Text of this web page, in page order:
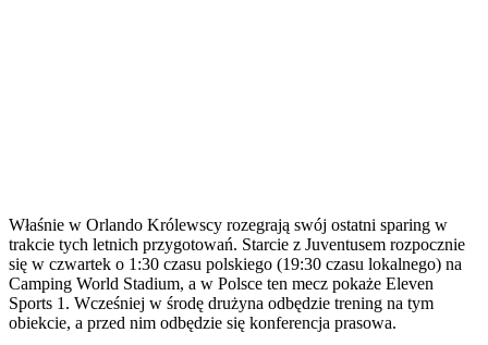
Właśnie w Orlando Królewscy rozegrają swój ostatni sparing w
trakcie tych letnich przygotowań. Starcie z Juventusem rozpocznie
się w czwartek o 1:30 czasu polskiego (19:30 czasu lokalnego) na
Camping World Stadium, a w Polsce ten mecz pokaże Eleven
Sports 1. Wcześniej w środę drużyna odbędzie trening na tym
obiekcie, a przed nim odbędzie się konferencja prasowa.